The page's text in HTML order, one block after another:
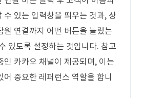
수 있는 입력창을 띄우는 것과, 상
원 연결까지 어떤 버튼을 눌렀는
있도록 설정하는 것입니다. 참고
인 카카오 채널이 제공되며, 이는
어 중요한 레퍼런스 역할을 합니